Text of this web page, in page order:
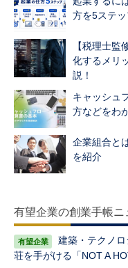
方を5ステッ
【税理士監
化するメリ
説！
キャッシュ
方などをわ
企業組合と
を紹介
有望企業の創業手帳ニ
建築・テクノ
荘を手がける「NOT A